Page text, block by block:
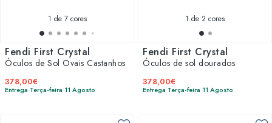
1 de 7 cores
Fendi First Crystal
Óculos de Sol Ovais Castanhos
378,00€
Entrega Terça-feira 11 Agosto
1 de 2 cores
Fendi First Crystal
Óculos de sol dourados
378,00€
Entrega Terça-feira 11 Agosto